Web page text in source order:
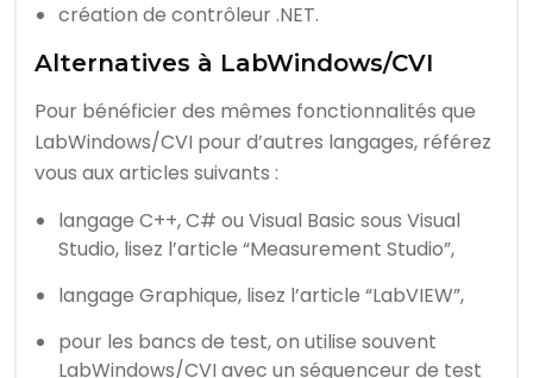
création de contrôleur .NET.
Alternatives à LabWindows/CVI
Pour bénéficier des mêmes fonctionnalités que
LabWindows/CVI pour d’autres langages, référez
vous aux articles suivants :
langage C++, C# ou Visual Basic sous Visual
Studio, lisez l’article “Measurement Studio”,
langage Graphique, lisez l’article “LabVIEW”,
pour les bancs de test, on utilise souvent
LabWindows/CVI avec un séquenceur de test